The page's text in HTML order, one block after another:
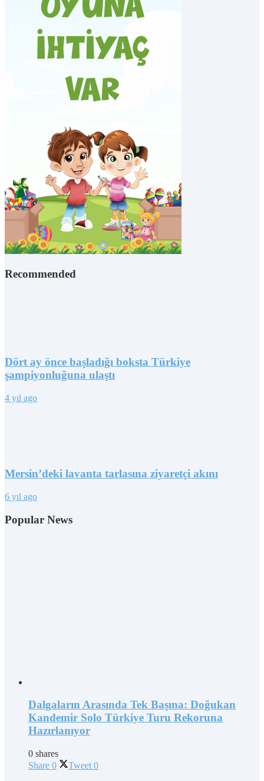
Recommended
Dört ay önce başladığı boksta Türkiye
şampiyonluğuna ulaştı
4 yıl ago
Mersin’deki lavanta tarlasına ziyaretçi akını
6 yıl ago
Popular News
Dalgaların Arasında Tek Başına: Doğukan
Kandemir Solo Türkiye Turu Rekoruna
Hazırlanıyor
0 shares
Share 0 Tweet 0